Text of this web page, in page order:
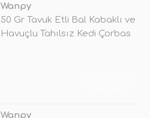
Wanpy
50 Gr Tavuk Etli Bal Kabaklı ve
Havuçlu Tahılsız Kedi Çorbas
Wanpy